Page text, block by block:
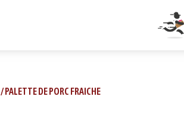
/ PALETTE DE PORC FRAICHE